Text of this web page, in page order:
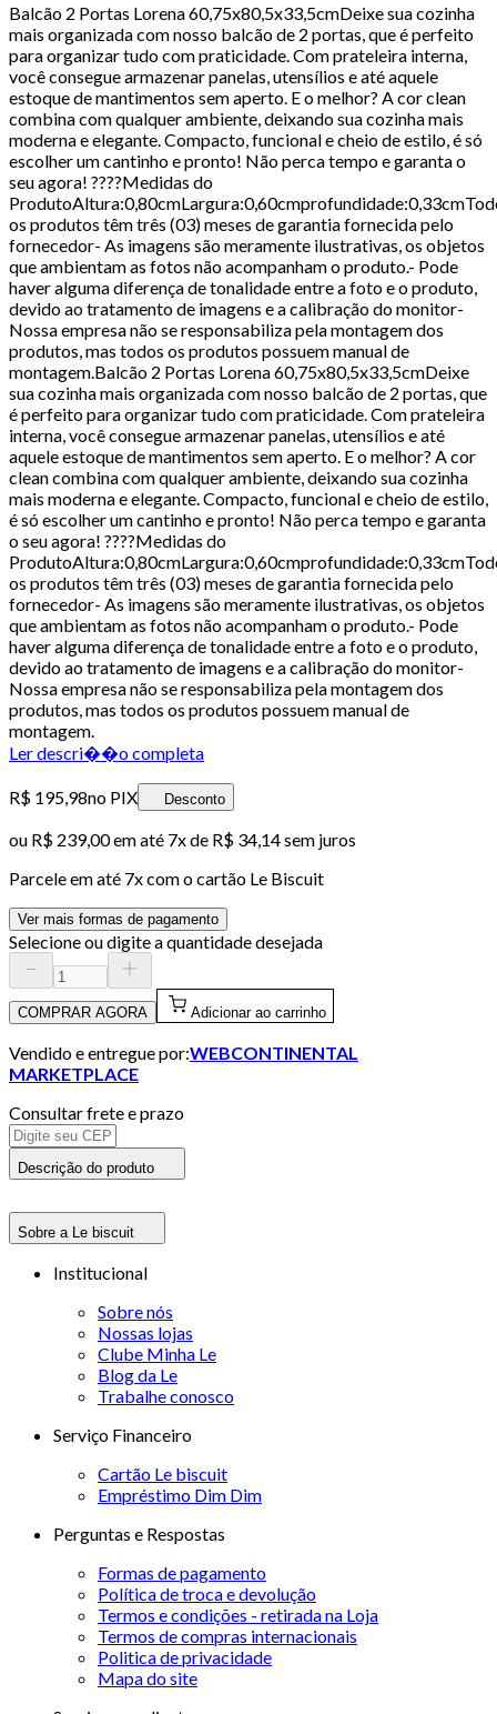
Balcão 2 Portas Lorena 60,75x80,5x33,5cmDeixe sua cozinha
mais organizada com nosso balcão de 2 portas, que é perfeito
para organizar tudo com praticidade. Com prateleira interna,
você consegue armazenar panelas, utensílios e até aquele
estoque de mantimentos sem aperto. E o melhor? A cor clean
combina com qualquer ambiente, deixando sua cozinha mais
moderna e elegante. Compacto, funcional e cheio de estilo, é só
escolher um cantinho e pronto! Não perca tempo e garanta o
seu agora! ????Medidas do
os produtos têm três (03) meses de garantia fornecida pelo
fornecedor- As imagens são meramente ilustrativas, os objetos
que ambientam as fotos não acompanham o produto.- Pode
haver alguma diferença de tonalidade entre a foto e o produto,
devido ao tratamento de imagens e a calibração do monitor-
Nossa empresa não se responsabiliza pela montagem dos
produtos, mas todos os produtos possuem manual de
montagem.Balcão 2 Portas Lorena 60,75x80,5x33,5cmDeixe
sua cozinha mais organizada com nosso balcão de 2 portas, que
é perfeito para organizar tudo com praticidade. Com prateleira
interna, você consegue armazenar panelas, utensílios e até
aquele estoque de mantimentos sem aperto. E o melhor? A cor
clean combina com qualquer ambiente, deixando sua cozinha
mais moderna e elegante. Compacto, funcional e cheio de estilo,
é só escolher um cantinho e pronto! Não perca tempo e garanta
o seu agora! ????Medidas do
os produtos têm três (03) meses de garantia fornecida pelo
fornecedor- As imagens são meramente ilustrativas, os objetos
que ambientam as fotos não acompanham o produto.- Pode
haver alguma diferença de tonalidade entre a foto e o produto,
devido ao tratamento de imagens e a calibração do monitor-
Nossa empresa não se responsabiliza pela montagem dos
produtos, mas todos os produtos possuem manual de
montagem.
Ler descri��o completa
R$ 195,98no PIX Desconto
ou R$ 239,00em até 7x de R$ 34,14 sem juros
Parcele em até 7x com o cartão Le Biscuit
Ver mais formas de pagamento
Selecione ou digite a quantidade desejada
COMPRAR AGORA Adicionar ao carrinho
Vendido e entregue por:WEBCONTINENTAL
MARKETPLACE
Consultar frete e prazo
Descrição do produto
Sobre a Le biscuit
Institucional
Sobre nós
Nossas lojas
Clube Minha Le
Blog da Le
Trabalhe conosco
Serviço Financeiro
Cartão Le biscuit
Empréstimo Dim Dim
Perguntas e Respostas
Formas de pagamento
Política de troca e devolução
Termos e condições - retirada na Loja
Termos de compras internacionais
Politica de privacidade
Mapa do site